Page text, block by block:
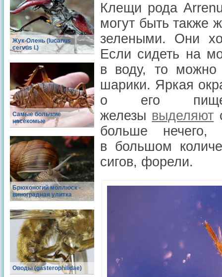
Жук-Олень (lucanus
cervus l.)
Самые большие
насекомые
Брюхоногий моллюск -
виноградная улитка
Оводы (gasterophilidae)
Клещи рода
могут быть также
зелеными. Они
Если сидеть на
в воду, то
шарики. Яркая
о его
железы выделяют
больше
в большом
сигов, форели.